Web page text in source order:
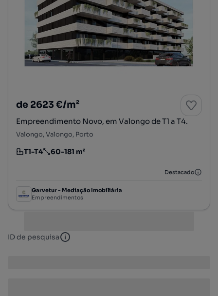
de 2623 €/m²
Empreendimento Novo, em Valongo de T1 a T4.
Valongo, Valongo, Porto
Tipologia
T1-T4
Preço por metro quadrado
60-181 m²
Destacado
Garvetur - Mediação Imobiliária
Empreendimentos
ID de pesquisa ID de pesquisa